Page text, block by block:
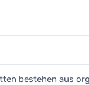
bestehen aus